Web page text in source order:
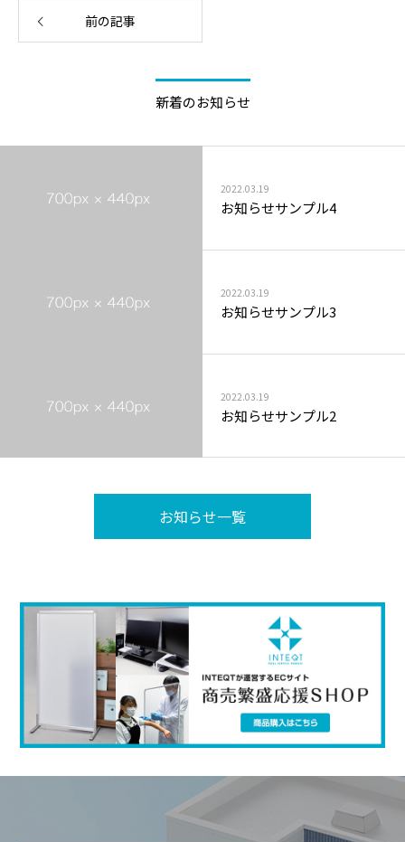
前の記事
新着のお知らせ
2022.03.19
お知らせサンプル4
2022.03.19
お知らせサンプル3
2022.03.19
お知らせサンプル2
お知らせ一覧